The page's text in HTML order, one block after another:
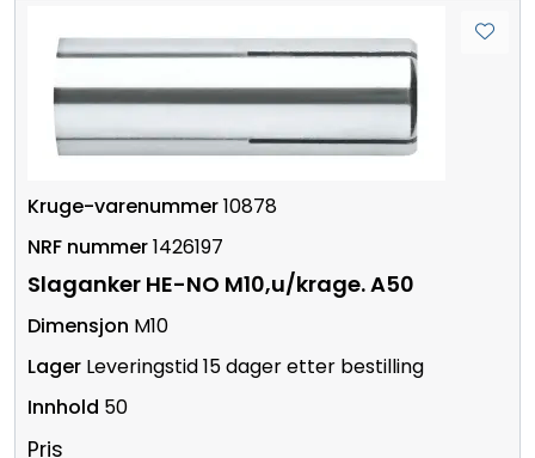
10878
1426197
Slaganker HE-NO M10,u/krage. A50
M10
Leveringstid 15 dager etter bestilling
50
Pris